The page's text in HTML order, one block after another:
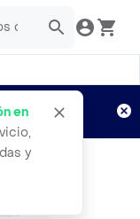
en
y
Aplican TyC